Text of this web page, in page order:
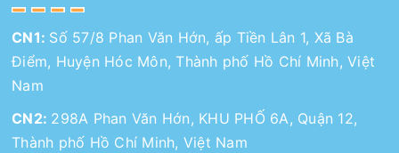
CN1: Số 57/8 Phan Văn Hớn, ấp Tiền Lân 1, Xã Bà
Điểm, Huyện Hóc Môn, Thành phố Hồ Chí Minh, Việt
Nam
CN2: 298A Phan Văn Hớn, KHU PHỐ 6A, Quận 12,
Thành phố Hồ Chí Minh, Việt Nam